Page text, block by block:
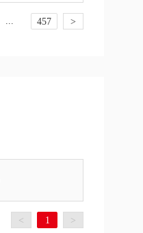
... 457 >
< 1 >